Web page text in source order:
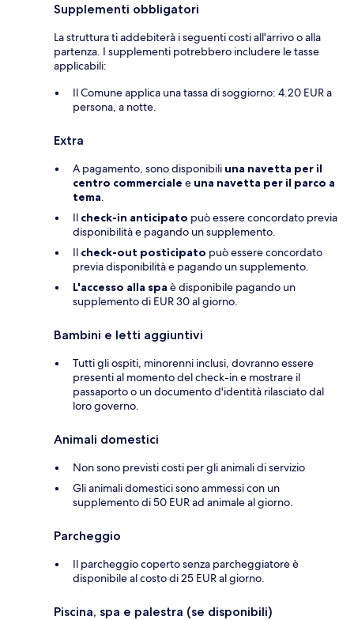
Supplementi obbligatori
La struttura ti addebiterà i seguenti costi all'arrivo o alla
partenza. I supplementi potrebbero includere le tasse
applicabili:
Il Comune applica una tassa di soggiorno: 4.20 EUR a
persona, a notte.
Extra
A pagamento, sono disponibili una navetta per il
centro commerciale e una navetta per il parco a
tema.
Il check-in anticipato può essere concordato previa
disponibilità e pagando un supplemento.
Il check-out posticipato può essere concordato
previa disponibilità e pagando un supplemento.
L'accesso alla spa è disponibile pagando un
supplemento di EUR 30 al giorno.
Bambini e letti aggiuntivi
Tutti gli ospiti, minorenni inclusi, dovranno essere
presenti al momento del check-in e mostrare il
passaporto o un documento d'identità rilasciato dal
loro governo.
Animali domestici
Non sono previsti costi per gli animali di servizio
Gli animali domestici sono ammessi con un
supplemento di 50 EUR ad animale al giorno.
Parcheggio
Il parcheggio coperto senza parcheggiatore è
disponibile al costo di 25 EUR al giorno.
Piscina, spa e palestra (se disponibili)